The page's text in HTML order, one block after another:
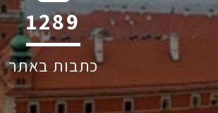
1700
כתבות באתר